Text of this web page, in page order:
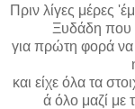
Πριν λίγες μέρες
Ξυδάδη που
για πρώτη φορά να
και είχε όλα τα
ά όλο μαζί με